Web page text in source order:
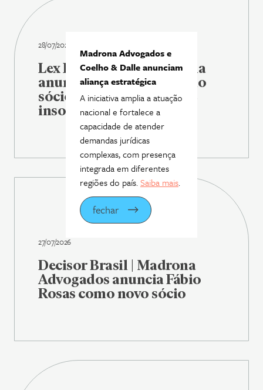
28/07/2026
Lex Legal Brasil | Madrona
anuncia Fábio Rosas como
sócio de reestruturação e
insolvência
27/07/2026
Decisor Brasil | Madrona
Advogados anuncia Fábio
Rosas como novo sócio
Madrona Advogados e
Coelho & Dalle anunciam
aliança estratégica
A iniciativa amplia a atuação
nacional e fortalece a
capacidade de atender
demandas jurídicas
complexas, com presença
integrada em diferentes
regiões do país.Saiba mais.
fechar